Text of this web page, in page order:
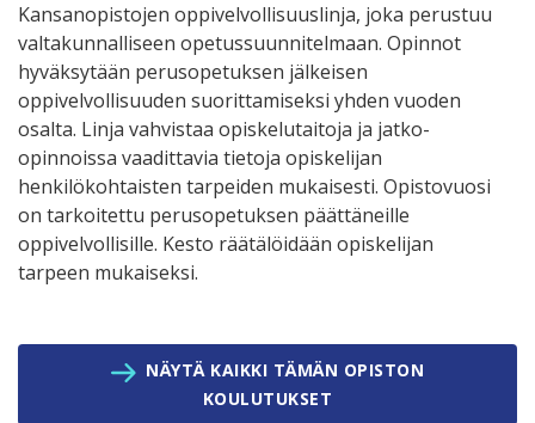
Kansanopistojen oppivelvollisuuslinja, joka perustuu
valtakunnalliseen opetussuunnitelmaan. Opinnot
hyväksytään perusopetuksen jälkeisen
oppivelvollisuuden suorittamiseksi yhden vuoden
osalta. Linja vahvistaa opiskelutaitoja ja jatko-
opinnoissa vaadittavia tietoja opiskelijan
henkilökohtaisten tarpeiden mukaisesti. Opistovuosi
on tarkoitettu perusopetuksen päättäneille
oppivelvollisille. Kesto räätälöidään opiskelijan
tarpeen mukaiseksi.
NÄYTÄ KAIKKI TÄMÄN OPISTON
KOULUTUKSET